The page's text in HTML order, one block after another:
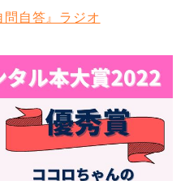
自答』ラジオ